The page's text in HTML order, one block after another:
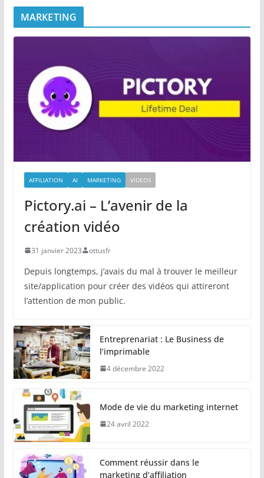
MARKETING
AFFILIATION AI MARKETING VIDEOS
Pictory.ai – L’avenir de la
création vidéo
31 janvier 2023 ottusfr
Depuis longtemps, j’avais du mal à trouver le meilleur
site/application pour créer des vidéos qui attireront
l’attention de mon public.
Entreprenariat : Le Business de
l’imprimable
4 décembre 2022
Mode de vie du marketing internet
24 avril 2022
Comment réussir dans le
marketing d’affiliation